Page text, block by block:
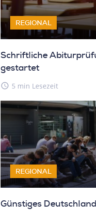
REGIONAL
Schriftliche
gestartet
access_time 5 min Lesezeit
REGIONAL
Günstiges